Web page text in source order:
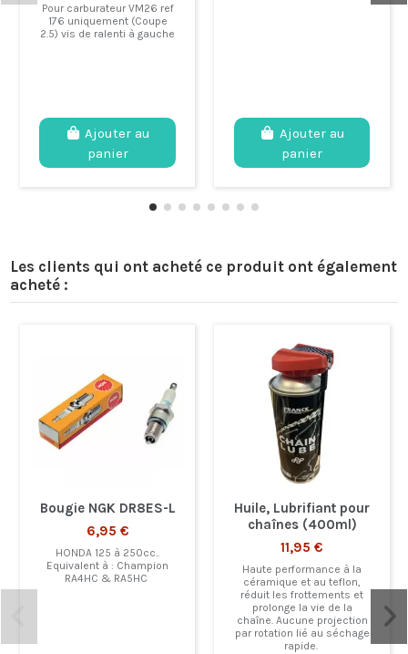
Pour carburateur VM26 ref
176 uniquement (Coupe
2.5) vis de ralenti à gauche
Ajouter au
panier
Ajouter au
panier
Les clients qui ont acheté ce produit ont également
acheté :
Bougie NGK DR8ES-L
6,95 €
HONDA 125 à 250cc..
Equivalent à : Champion
RA4HC & RA5HC
Huile, Lubrifiant pour
chaînes (400ml)
11,95 €
Haute performance à la
céramique et au teflon,
réduit les frottements et
prolonge la vie de la
chaîne. Aucune projection
par rotation lié au séchage
rapide.